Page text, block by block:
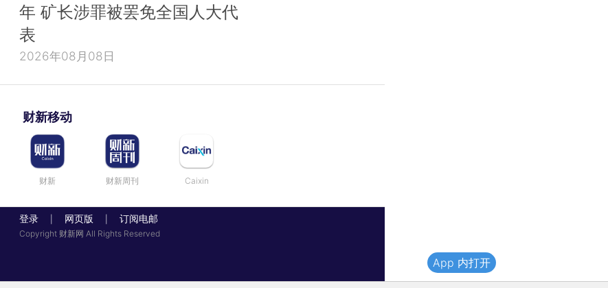
年 矿长涉罪被罢免全国人大代
表
2026年08月08日
财新移动
财新 财新周刊 Caixin
登录 网页版 订阅电邮
Copyright 财新网 All Rights Reserved
App 内打开